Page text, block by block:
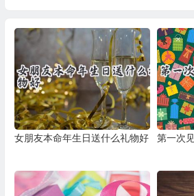
女朋友本命年生日送什么礼物好 第一次